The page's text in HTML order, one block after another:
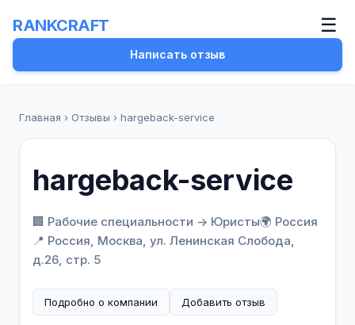
RANKCRAFT ☰
Написать отзыв
Главная › Отзывы › hargeback-service
hargeback-service
🏢 Рабочие специальности -> Юристы🌍 Россия
📍 Россия, Москва, ул. Ленинская Слобода,
д.26, стр. 5
Подробно о компании Добавить отзыв